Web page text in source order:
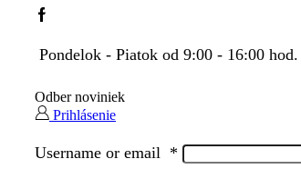
Facebook
Pondelok - Piatok od 9:00 - 16:00 hod.
Odber noviniek
Prihlásenie
Username or email *